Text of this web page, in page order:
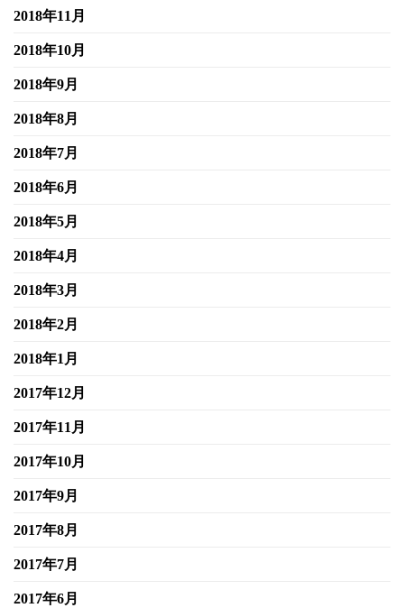
2018年11月
2018年10月
2018年9月
2018年8月
2018年7月
2018年6月
2018年5月
2018年4月
2018年3月
2018年2月
2018年1月
2017年12月
2017年11月
2017年10月
2017年9月
2017年8月
2017年7月
2017年6月